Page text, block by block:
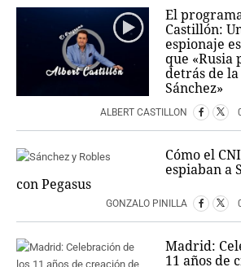
El
Castillón:
espionaje
que «Rusia
detrás de
Sánchez»
ALBERT CASTILLON
Cómo el
espiaban a
con Pegasus
GONZALO PINILLA
Madrid:
11 años de